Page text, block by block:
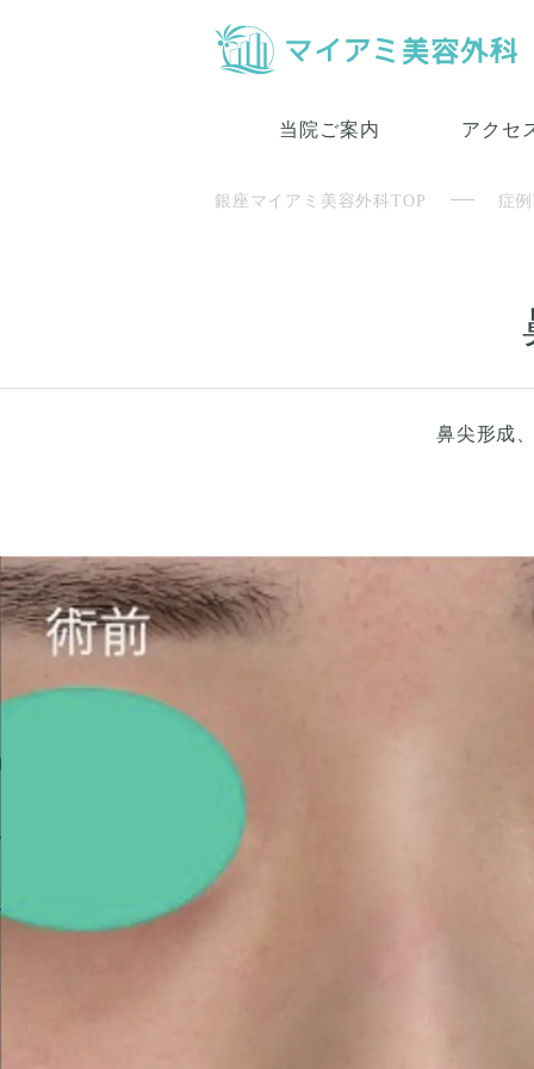
当院ご案内 アクセ
銀座マイアミ美容外科TOP 症
鼻尖形成